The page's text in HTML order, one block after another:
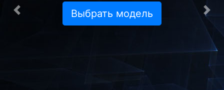
Выбрать модель
Предыдущая